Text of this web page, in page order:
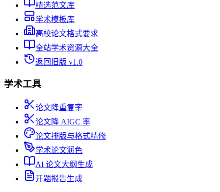
精选范文库
学术模板库
高校论文格式要求
全站学术资源大全
返回旧版 v1.0
学术工具
论文降重复率
论文降 AIGC 率
论文排版与格式精修
学术论文润色
AI 论文大纲生成
开题报告生成